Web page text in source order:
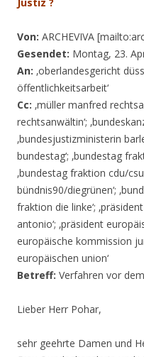
Von: ARCHEVIVA
Gesendet: Montag, 23.
An: ‚oberlandesgericht
öffentlichkeitsarbeit‘
Cc: ‚müller manfred
rechtsanwältin‘;
‚bundesjustizministerin
bundestag‘; ‚bundestag
‚bundestag fraktion cdu/
bündnis90/diegrünen‘;
fraktion die linke‘;
antonio‘; ‚präsident
europäische kommission
europäischen union‘
Betreff: Verfahren vor
Lieber Herr Pohar,
sehr geehrte Damen und